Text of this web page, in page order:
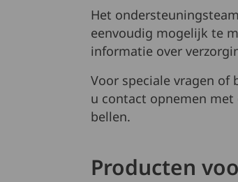
Het
eenvoudig mogelijk te
informatie over
Voor speciale vragen of
u contact opnemen met
bellen.
Producten